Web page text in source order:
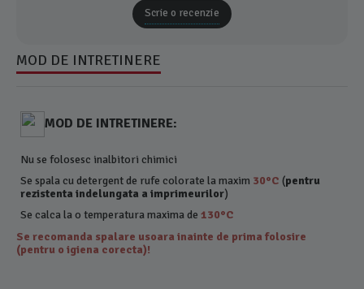
Scrie o recenzie
MOD DE INTRETINERE
MOD DE INTRETINERE:
Nu se folosesc inalbitori chimici
Se spala cu detergent de rufe colorate la maxim 30°C (pentru
rezistenta indelungata a imprimeurilor)
Se calca la o temperatura maxima de130°C
Se recomanda spalare usoara inainte de prima folosire
(pentru o igiena corecta)!